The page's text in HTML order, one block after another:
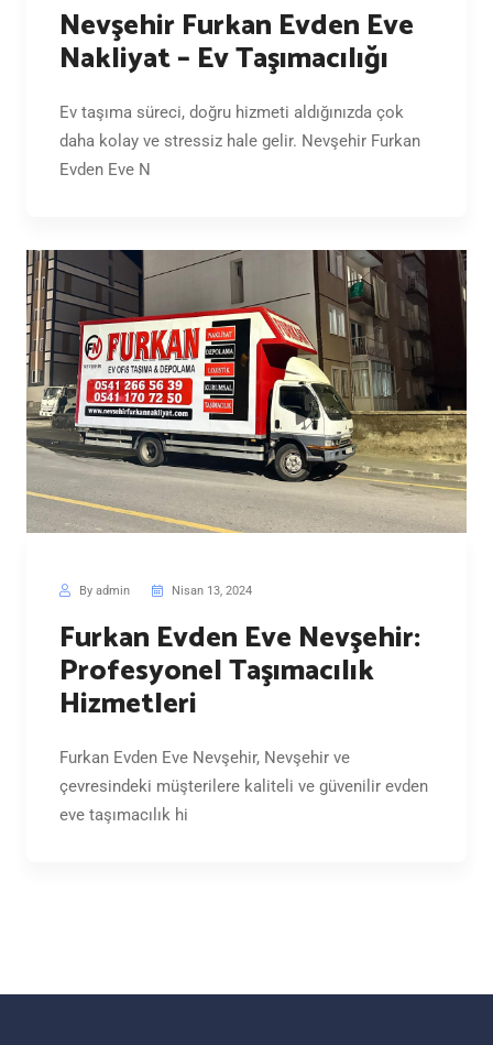
Nevşehir Furkan Evden Eve
Nakliyat – Ev Taşımacılığı
Ev taşıma süreci, doğru hizmeti aldığınızda çok
daha kolay ve stressiz hale gelir. Nevşehir Furkan
Evden Eve N
By admin Nisan 13, 2024
Furkan Evden Eve Nevşehir:
Profesyonel Taşımacılık
Hizmetleri
Furkan Evden Eve Nevşehir, Nevşehir ve
çevresindeki müşterilere kaliteli ve güvenilir evden
eve taşımacılık hi